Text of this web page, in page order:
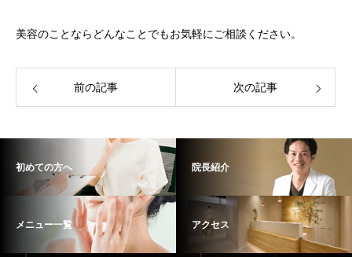
美容のことならどんなことでもお気軽にご相談ください。
前の記事 次の記事
初めての方へ 院長紹介
メニュー一覧 アクセス